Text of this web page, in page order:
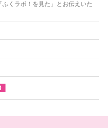
くラボ！を見た」とお伝えいた